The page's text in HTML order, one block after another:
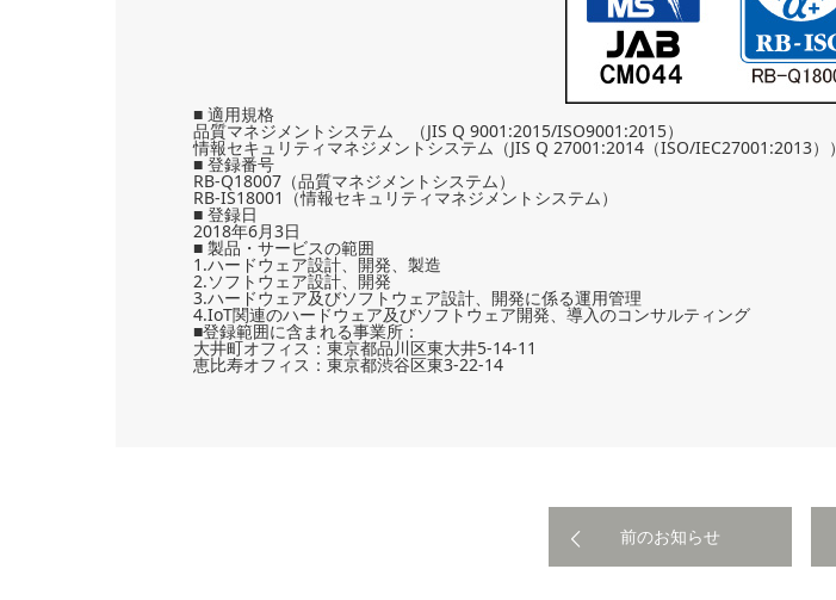
■ 適用規格
品質マネジメントシステム （JIS Q 9001:2015/ISO9001:2015）
情報セキュリティマネジメントシステム（JIS Q 27001:2014（ISO/IEC27001:2013））
■ 登録番号
RB-Q18007（品質マネジメントシステム）
RB-IS18001（情報セキュリティマネジメントシステム）
■ 登録日
2018年6月3日
■ 製品・サービスの範囲
1.ハードウェア設計、開発、製造
2.ソフトウェア設計、開発
3.ハードウェア及びソフトウェア設計、開発に係る運用管理
4.IoT関連のハードウェア及びソフトウェア開発、導入のコンサルティング
■登録範囲に含まれる事業所：
大井町オフィス：東京都品川区東大井5-14-11
恵比寿オフィス：東京都渋谷区東3-22-14
前のお知らせ